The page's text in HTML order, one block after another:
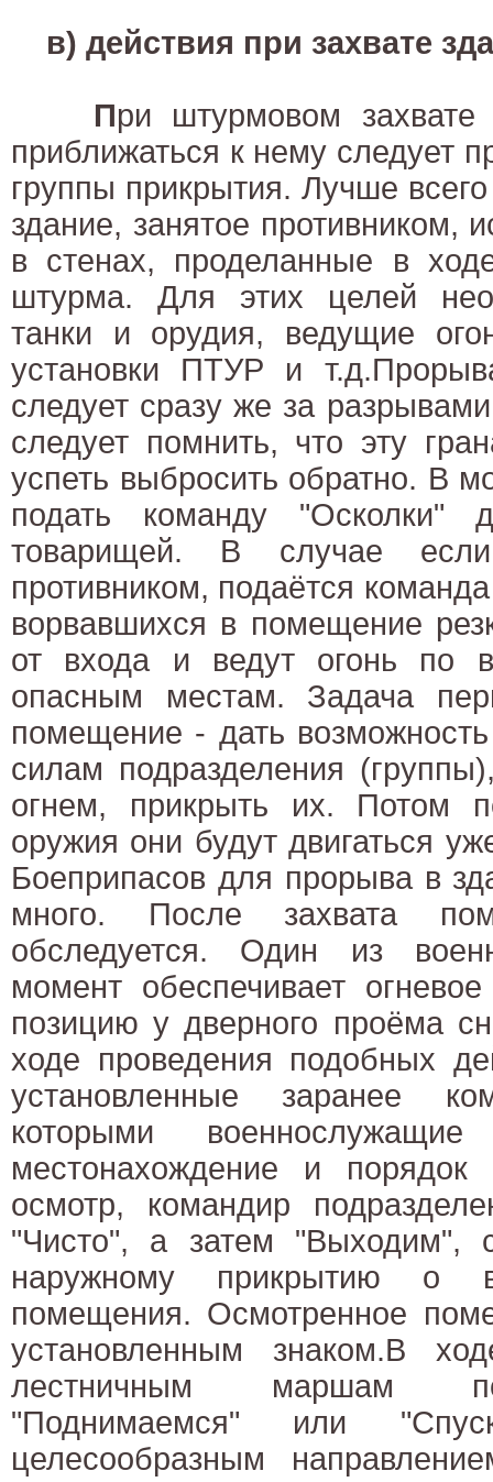
в) действия при захвате
При штурмовом захвате
приближаться к нему следует
группы прикрытия. Лучше
здание, занятое противником,
в стенах, проделанные в
штурма. Для этих целей
танки и орудия, ведущие
установки ПТУР и
следует сразу же за
следует помнить, что эту
успеть выбросить обратно. В
подать команду "Осколки"
товарищей. В случае
противником, подаётся
ворвавшихся в помещение
от входа и ведут огонь по
опасным местам. Задача
помещение - дать
силам подразделения
огнем, прикрыть их. Потом
оружия они будут двигаться
Боеприпасов для прорыва в
много. После захвата
обследуется. Один из
момент обеспечивает
позицию у дверного проёма
ходе проведения подобных
установленные заранее
которыми
местонахождение и порядок
осмотр, командир
"Чисто", а затем "Выходим",
наружному прикрытию о
помещения. Осмотренное
установленным знаком.В
лестничным маршам
"Поднимаемся" или
целесообразным